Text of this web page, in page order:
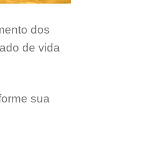
dos
de vida
sua